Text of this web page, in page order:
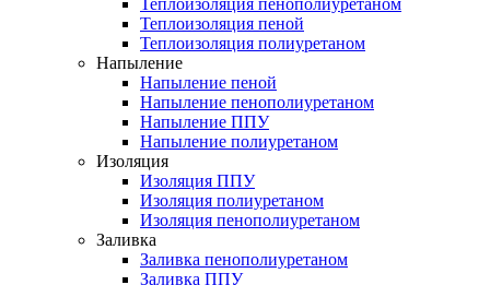
Теплоизоляция пенополиуретаном
Теплоизоляция пеной
Теплоизоляция полиуретаном
Напыление
Напыление пеной
Напыление пенополиуретаном
Напыление ППУ
Напыление полиуретаном
Изоляция
Изоляция ППУ
Изоляция полиуретаном
Изоляция пенополиуретаном
Заливка
Заливка пенополиуретаном
Заливка ППУ